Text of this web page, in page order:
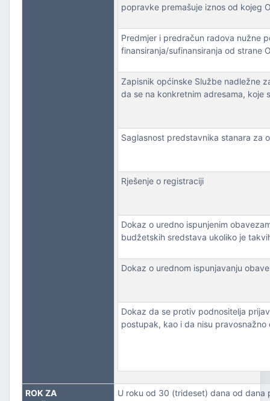
popravke premašuje iznos od kojeg
Predmjer i predračun radova nužne
finansiranja/sufinansiranja od strane
Zapisnik općinske Službe nadležne
da se na konkretnim adresama, koje
Saglasnost predstavnika stanara za
Rješenje o registraciji
Dokaz o uredno ispunjenim
budžetskih sredstava ukoliko je
Dokaz o urednom ispunjavanju
Dokaz da se protiv podnositelja
postupak, kao i da nisu
ROK ZA
U roku od 30 (trideset) dana od dana